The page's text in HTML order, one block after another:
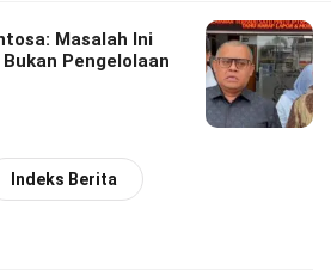
Masalah Ini
Pengelolaan
Indeks Berita